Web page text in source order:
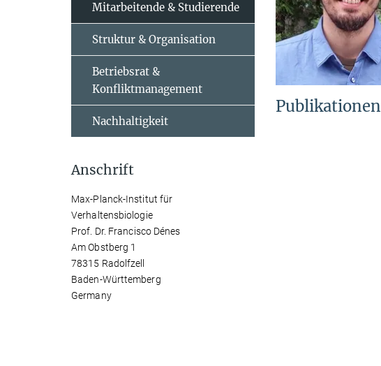
Publikationen
Mitarbeitende & Studierende
Struktur & Organisation
Betriebsrat &
Konfliktmanagement
Nachhaltigkeit
Anschrift
Max-Planck-Institut für
Verhaltensbiologie
Prof. Dr. Francisco Dénes
Am Obstberg 1
78315 Radolfzell
Baden-Württemberg
Germany